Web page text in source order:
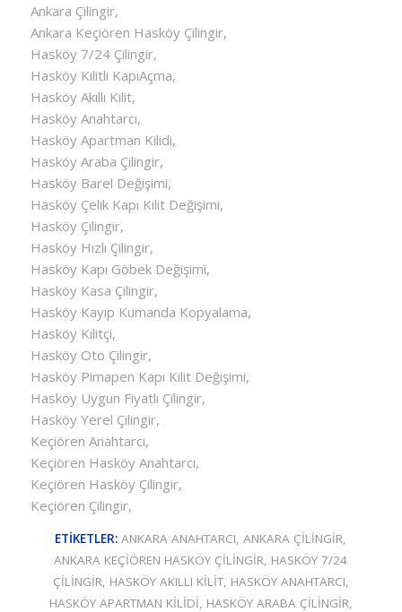
Ankara Çilingir,
Ankara Keçiören Hasköy Çilingir,
Hasköy 7/24 Çilingir,
Hasköy Kilitli KapıAçma,
Hasköy Akıllı Kilit,
Hasköy Anahtarcı,
Hasköy Apartman Kilidi,
Hasköy Araba Çilingir,
Hasköy Barel Değişimi,
Hasköy Çelik Kapı Kilit Değişimi,
Hasköy Çilingir,
Hasköy Hızlı Çilingir,
Hasköy Kapı Göbek Değişimi,
Hasköy Kasa Çilingir,
Hasköy Kayıp Kumanda Kopyalama,
Hasköy Kilitçi,
Hasköy Oto Çilingir,
Hasköy Pimapen Kapı Kilit Değişimi,
Hasköy Uygun Fiyatlı Çilingir,
Hasköy Yerel Çilingir,
Keçiören Anahtarcı,
Keçiören Hasköy Anahtarcı,
Keçiören Hasköy Çilingir,
Keçiören Çilingir,
ETIKETLER: ANKARA ANAHTARCI,ANKARA ÇILINGIR,
ANKARA KEÇIÖREN HASKÖY ÇILINGIR, HASKÖY 7/24
ÇILINGIR, HASKÖY AKILLI KILIT, HASKÖY ANAHTARCI,
HASKÖY APARTMAN KILIDI, HASKÖY ARABA ÇILINGIR,